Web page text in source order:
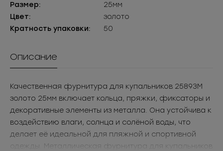
Размер:
25мм
Цвет:
золото
Кратность упаковки:
50
Описание
Качественная фурнитура для купальников 2589ЗМ
золото 25мм включает кольца, пряжки, фиксаторы и
декоративные элементы из металла. Она устойчива к
воздействию влаги, солнца и солёной воды, что
делает её идеальной для пляжной и спортивной
одежды. Металлическая фурнитура для купальников